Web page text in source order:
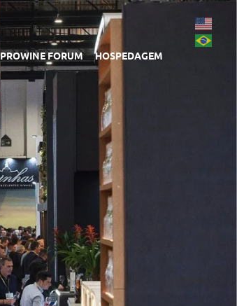
PROWINE FORUM HOSPEDAGEM